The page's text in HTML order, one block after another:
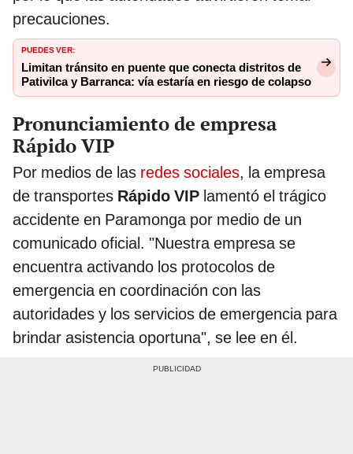
precauciones.
PUEDES VER:
Limitan tránsito en puente que conecta distritos de
Pativilca y Barranca: vía estaría en riesgo de colapso
Pronunciamiento de empresa
Rápido VIP
Por medios de las redes sociales, la empresa
de transportes Rápido VIP lamentó el trágico
accidente en Paramonga por medio de un
comunicado oficial. "Nuestra empresa se
encuentra activando los protocolos de
emergencia en coordinación con las
autoridades y los servicios de emergencia para
brindar asistencia oportuna", se lee en él.